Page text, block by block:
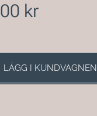
kr
LÄGG I KUNDVAGNEN